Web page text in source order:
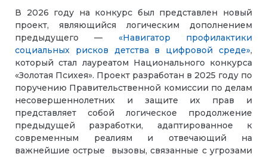
В 2026 году на конкурс был представлен новый
проект, являющийся логическим дополнением
предыдущего — «Навигатор профилактики
социальных рисков детства в цифровой среде»,
который стал лауреатом Национального конкурса
«Золотая Психея». Проект разработан в 2025 году по
поручению Правительственной комиссии по делам
несовершеннолетних и защите их прав и
представляет собой логическое продолжение
предыдущей разработки, адаптированное к
современным реалиям и отвечающий на
важнейшие острые вызовы, связанные с угрозами